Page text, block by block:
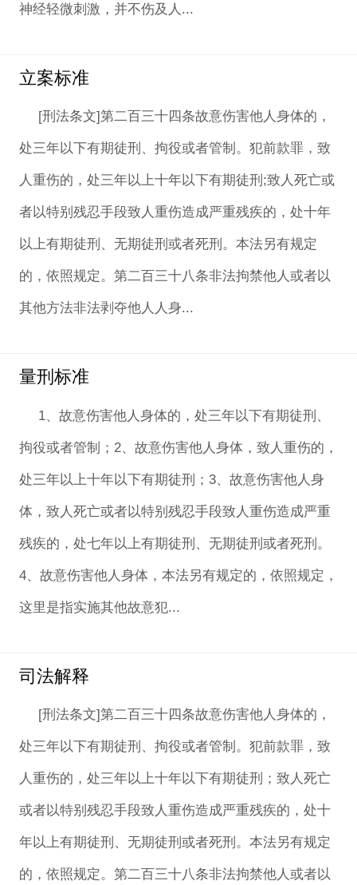
神经轻微刺激，并不伤及人...
立案标准
[刑法条文]第二百三十四条故意伤害他人身体的，
处三年以下有期徒刑、拘役或者管制。犯前款罪，致
人重伤的，处三年以上十年以下有期徒刑;致人死亡或
者以特别残忍手段致人重伤造成严重残疾的，处十年
以上有期徒刑、无期徒刑或者死刑。本法另有规定
的，依照规定。第二百三十八条非法拘禁他人或者以
其他方法非法剥夺他人人身...
量刑标准
1、故意伤害他人身体的，处三年以下有期徒刑、
拘役或者管制；2、故意伤害他人身体，致人重伤的，
处三年以上十年以下有期徒刑；3、故意伤害他人身
体，致人死亡或者以特别残忍手段致人重伤造成严重
残疾的，处七年以上有期徒刑、无期徒刑或者死刑。
4、故意伤害他人身体，本法另有规定的，依照规定，
这里是指实施其他故意犯...
司法解释
[刑法条文]第二百三十四条故意伤害他人身体的，
处三年以下有期徒刑、拘役或者管制。犯前款罪，致
人重伤的，处三年以上十年以下有期徒刑；致人死亡
或者以特别残忍手段致人重伤造成严重残疾的，处十
年以上有期徒刑、无期徒刑或者死刑。本法另有规定
的，依照规定。第二百三十八条非法拘禁他人或者以